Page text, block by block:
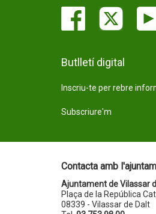
Butlletí digital
Inscriu-te per rebre
Subscriure'm
Contacta amb
Ajuntament de Vilassar
Plaça de la República
08339 - Vilassar de Dalt